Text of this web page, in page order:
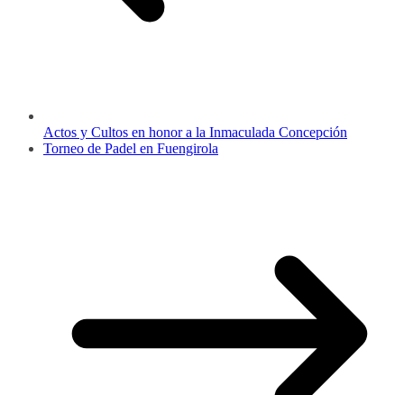
Actos y Cultos en honor a la Inmaculada Concepción
Torneo de Padel en Fuengirola